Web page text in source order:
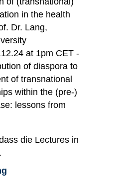
in the health
Dr. Lang,
at 1pm CET -
of diaspora to
of transnational
within the (pre-)
lessons from
die Lectures in